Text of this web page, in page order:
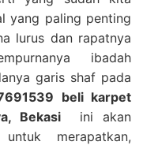
yang paling penting
lurus dan rapatnya
ibadah
garis shaf pada
beli karpet
Bekasi ini akan
merapatkan,